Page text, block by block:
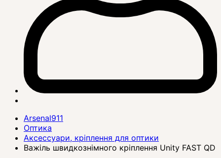
Arsenal911
Оптика
Аксессуари, кріплення для оптики
Важіль швидкознімного кріплення Unity FAST QD